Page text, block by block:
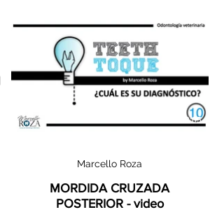
02:05
Marcello Roza
MORDIDA CRUZADA
POSTERIOR - video